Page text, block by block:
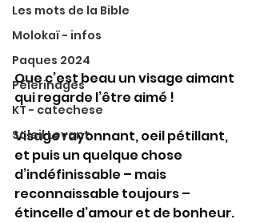
Les mots de la Bible
Molokaï - infos
Paques 2024
Pélerinages
KT - catechese
Soleil Levant
Que c’est beau un visage aimant
qui regarde l’être aimé !
Visage rayonnant, oeil pétillant,
et puis un quelque chose
d’indéfinissable – mais
reconnaissable toujours –
étincelle d’amour et de bonheur.